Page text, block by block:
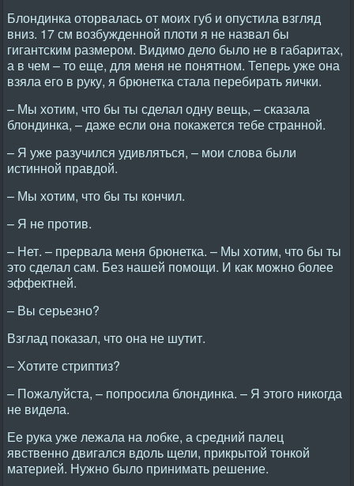
Блондинка оторвалась от моих губ и опустила взгляд
вниз. 17 см возбужденной плоти я не назвал бы
гигантским размером. Видимо дело было не в габаритах,
а в чем – то еще, для меня не понятном. Теперь уже она
взяла его в руку, я брюнетка стала перебирать яички.
– Мы хотим, что бы ты сделал одну вещь, – сказала
блондинка, – даже если она покажется тебе странной.
– Я уже разучился удивляться, – мои слова были
истинной правдой.
– Мы хотим, что бы ты кончил.
– Я не против.
– Нет. – прервала меня брюнетка. – Мы хотим, что бы ты
это сделал сам. Без нашей помощи. И как можно более
эффектней.
– Вы серьезно?
Взглад показал, что она не шутит.
– Хотите стриптиз?
– Пожалуйста, – попросила блондинка. – Я этого никогда
не видела.
Ее рука уже лежала на лобке, а средний палец
явственно двигался вдоль щели, прикрытой тонкой
материей. Нужно было принимать решение.